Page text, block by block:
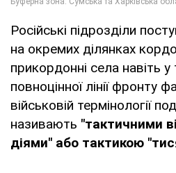
Російські підрозділи
на окремих ділянках
прикордонні села навіть у
повноцінної лінії фронту
військовій термінології
називають "тактичними
діями" або тактикою